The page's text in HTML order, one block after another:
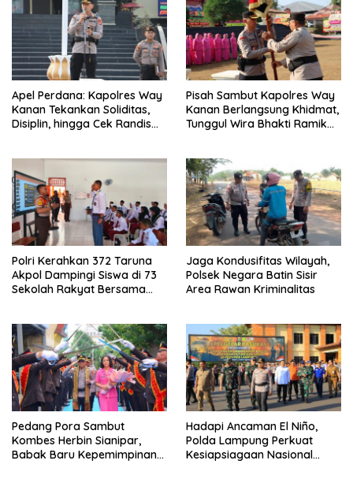
Apel Perdana: Kapolres Way
Kanan Tekankan Soliditas,
Disiplin, hingga Cek Randis
Pisah Sambut Kapolres Way
Kanan Berlangsung Khidmat,
Tunggul Wira Bhakti Ramik
Polri Kerahkan 372 Taruna
Akpol Dampingi Siswa di 73
Sekolah Rakyat Bersama
Jaga Kondusifitas Wilayah,
Polsek Negara Batin Sisir
Area Rawan Kriminalitas
Pedang Pora Sambut
Kombes Herbin Sianipar,
Babak Baru Kepemimpinan
Hadapi Ancaman El Niño,
Polda Lampung Perkuat
Kesiapsiagaan Nasional